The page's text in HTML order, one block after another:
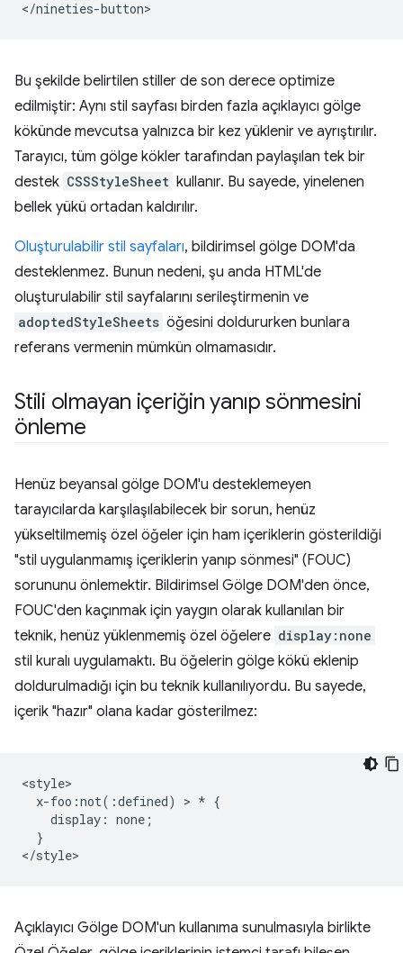
Bu şekilde belirtilen stiller de son derece optimize
edilmiştir: Aynı stil sayfası birden fazla açıklayıcı gölge
kökünde mevcutsa yalnızca bir kez yüklenir ve ayrıştırılır.
Tarayıcı, tüm gölge kökler tarafından paylaşılan tek bir
destek CSSStyleSheet kullanır. Bu sayede, yinelenen
bellek yükü ortadan kaldırılır.
Oluşturulabilir stil sayfaları, bildirimsel gölge DOM'da
desteklenmez. Bunun nedeni, şu anda HTML'de
oluşturulabilir stil sayfalarını serileştirmenin ve
adoptedStyleSheets öğesini doldururken bunlara
referans vermenin mümkün olmamasıdır.
Stili olmayan içeriğin yanıp sönmesini
önleme
Henüz beyansal gölge DOM'u desteklemeyen
tarayıcılarda karşılaşılabilecek bir sorun, henüz
yükseltilmemiş özel öğeler için ham içeriklerin gösterildiği
"stil uygulanmamış içeriklerin yanıp sönmesi" (FOUC)
sorununu önlemektir. Bildirimsel Gölge DOM'den önce,
FOUC'den kaçınmak için yaygın olarak kullanılan bir
teknik, henüz yüklenmemiş özel öğelere display:none
stil kuralı uygulamaktı. Bu öğelerin gölge kökü eklenip
doldurulmadığı için bu teknik kullanılıyordu. Bu sayede,
içerik "hazır" olana kadar gösterilmez:
<style>
  x-foo:not(:defined) > * {
    display: none;
  }
Açıklayıcı Gölge DOM'un kullanıma sunulmasıyla birlikte